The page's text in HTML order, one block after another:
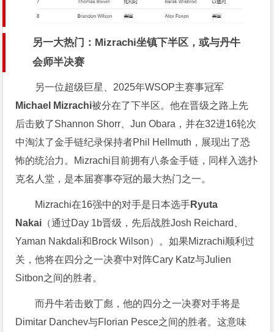
另一大热门：Mizrachi坐镇下半区，或与丹牛
会师半决赛
另一位超级巨星、2025年WSOP主赛事冠军
Michael Mizrachi被分在了下半区。他在晋级之路上先
后击败了Shannon Shorr、Jun Obara，并在32进16轮次
中淘汰了金手链纪录保持者Phil Hellmuth，展现出了恐
怖的统治力。Mizrachi目前拥有八条金手链，同样入选扑
克名人堂，是本届赛事夺冠的最大热门之一。
Mizrachi在16强中的对手是日本选手Ryuta
Nakai （通过Day 1b晋级，先后战胜Josh Reichard、
Yaman Nakdali和Brock Wilson）。如果Mizrachi顺利过
关，他将在四分之一决赛中对阵Cary Katz与Julien
Sitbon之间的胜者。
而丹牛若击败丁彪，他的四分之一决赛对手将是
Dimitar Danchev与Florian Pesce之间的胜者。这意味